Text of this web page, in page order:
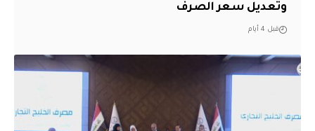
وتعديل سعر الصرف
قبل 4 أيام